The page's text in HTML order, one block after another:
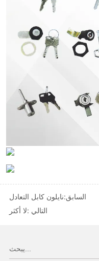
السابق:نايلون كابل التعادل
التالي :لا أكثر